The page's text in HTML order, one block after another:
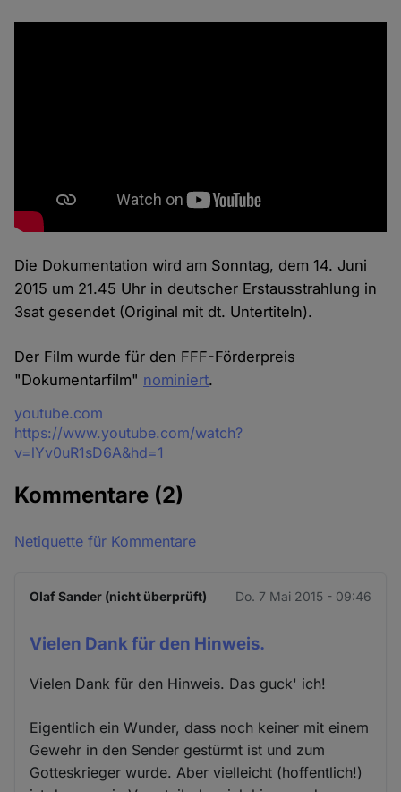
Die Dokumentation wird am Sonntag, dem 14. Juni
2015 um 21.45 Uhr in deutscher Erstausstrahlung in
3sat gesendet (Original mit dt. Untertiteln).
Der Film wurde für den FFF-Förderpreis
"Dokumentarfilm" nominiert.
Quelle
youtube.com
https://www.youtube.com/watch?
v=lYv0uR1sD6A&hd=1
Kommentare (2)
Netiquette für Kommentare
Olaf Sander (nicht überprüft) Do. 7 Mai 2015 - 09:46
Vielen Dank für den Hinweis.
Vielen Dank für den Hinweis. Das guck' ich!
Eigentlich ein Wunder, dass noch keiner mit einem
Gewehr in den Sender gestürmt ist und zum
Gotteskrieger wurde. Aber vielleicht (hoffentlich!)